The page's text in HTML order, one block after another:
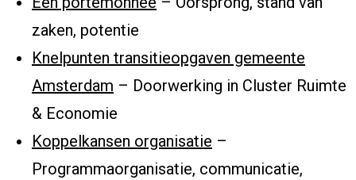
zaken, potentie
Knelpunten transitieopgaven gemeente
Amsterdam – Doorwerking in Cluster Ruimte
& Economie
Koppelkansen organisatie –
Programmaorganisatie, communicatie,